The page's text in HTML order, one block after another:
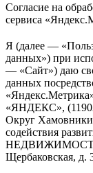
Согласие на
сервиса
Я (далее —
данных») при
— «Сайт») даю
данных
«ЯНДЕКС»,
Округ
содействия
НЕДВИЖИМОСТЬ»
Щербаковская, д.